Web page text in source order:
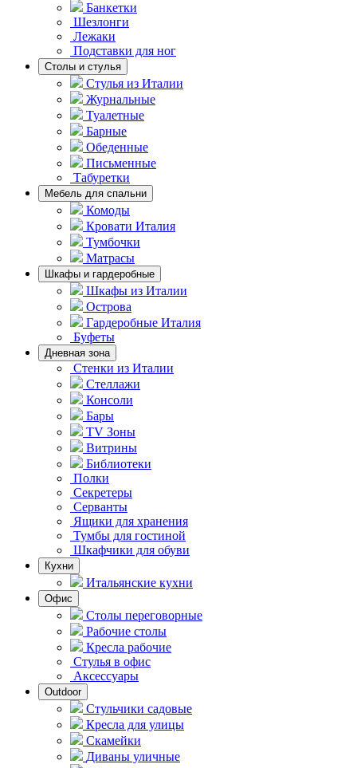
Банкетки
Шезлонги
Лежаки
Подставки для ног
Столы и стулья
Стулья из Италии
Журнальные
Туалетные
Барные
Обеденные
Письменные
Табуретки
Мебель для спальни
Комоды
Кровати Италия
Тумбочки
Матрасы
Шкафы и гардеробные
Шкафы из Италии
Острова
Гардеробные Италия
Буфеты
Дневная зона
Стенки из Италии
Стеллажи
Консоли
Бары
TV Зоны
Витрины
Библиотеки
Полки
Секретеры
Серванты
Ящики для хранения
Тумбы для гостиной
Шкафчики для обуви
Кухни
Итальянские кухни
Офис
Столы переговорные
Рабочие столы
Кресла рабочие
Стулья в офис
Аксессуары
Outdoor
Стульчики садовые
Кресла для улицы
Скамейки
Диваны уличные